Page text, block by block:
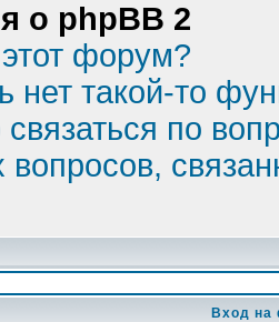
о phpBB 2
форум?
нет такой-то
по
вопросов,
Вход на